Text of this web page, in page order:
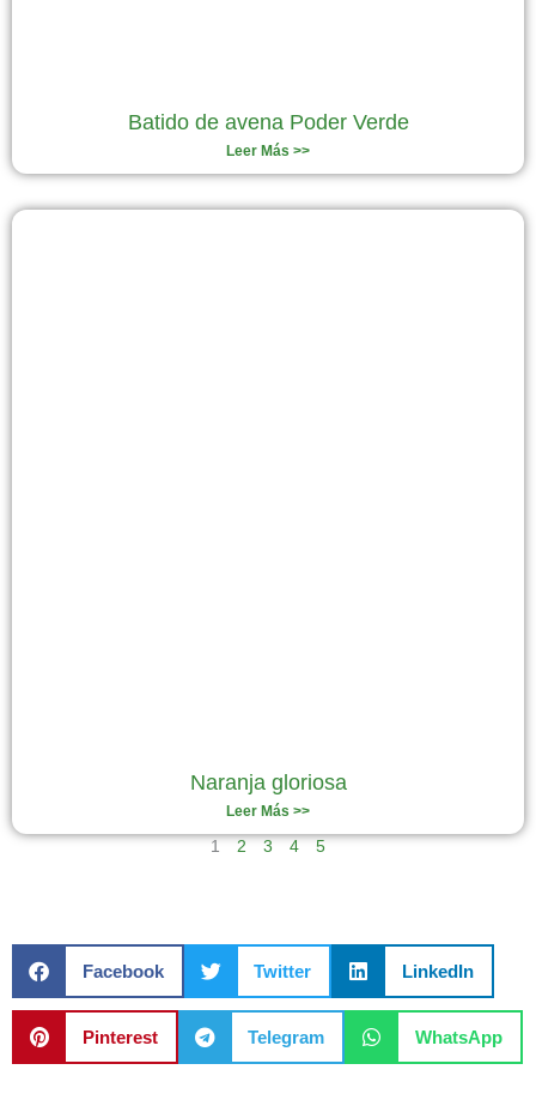
Batido de avena Poder Verde
Leer Más >>
Naranja gloriosa
Leer Más >>
1 2 3 4 5
Facebook Twitter LinkedIn
Pinterest Telegram WhatsApp